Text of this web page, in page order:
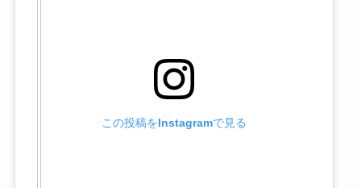
この投稿をInstagramで見る